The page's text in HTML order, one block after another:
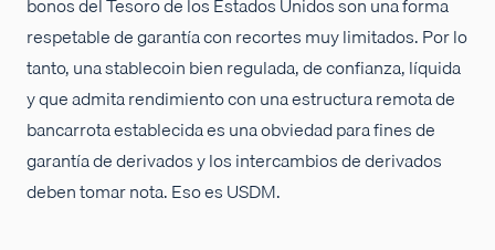
respetable de garantía con recortes muy limitados. Por lo
tanto, una stablecoin bien regulada, de confianza, líquida
y que admita rendimiento con una estructura remota de
bancarrota establecida es una obviedad para fines de
garantía de derivados y los intercambios de derivados
deben tomar nota. Eso es USDM.